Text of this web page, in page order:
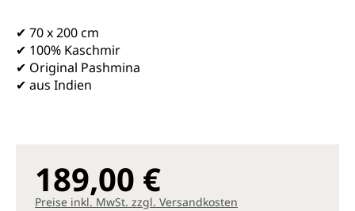
✔ 70 x 200 cm
✔ 100% Kaschmir
✔ Original Pashmina
✔ aus Indien
189,00 €
Preise inkl. MwSt. zzgl. Versandkosten